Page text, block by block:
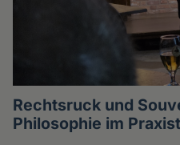
Rechtsruck und
Philosophie im